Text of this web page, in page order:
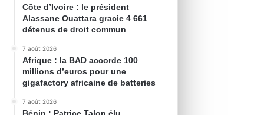
Côte d’Ivoire : le président
Alassane Ouattara gracie 4 661
détenus de droit commun
7 août 2026
Afrique : la BAD accorde 100
millions d’euros pour une
gigafactory africaine de batteries
7 août 2026